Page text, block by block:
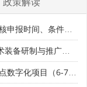
条件要求、扶持奖励
报时间、条件要求、补助奖励
入库申报时间、条件要求